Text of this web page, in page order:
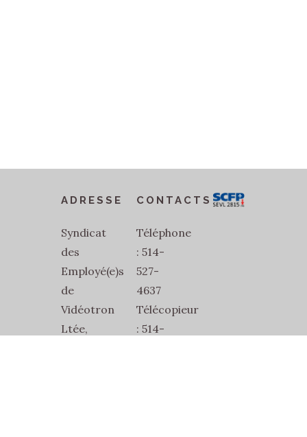
ADRESSE
Syndicat
des
Employé(e)s
de
Vidéotron
Ltée,
CONTACTS
Téléphone
: 514-
527-
4637
Télécopieur
: 514-